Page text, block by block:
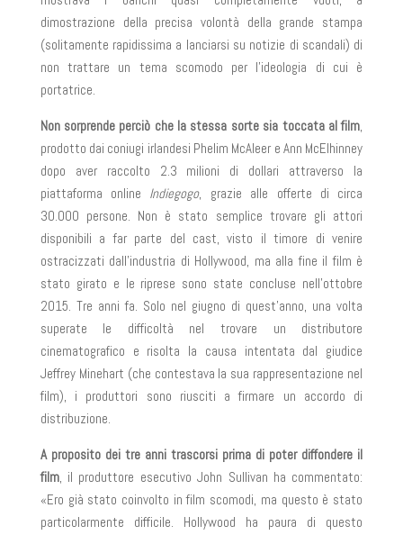
dimostrazione della precisa volontà della grande stampa
(solitamente rapidissima a lanciarsi su notizie di scandali) di
non trattare un tema scomodo per l’ideologia di cui è
portatrice.
Non sorprende perciò che la stessa sorte sia toccata al film,
prodotto dai coniugi irlandesi Phelim McAleer e Ann McElhinney
dopo aver raccolto 2.3 milioni di dollari attraverso la
piattaforma online Indiegogo, grazie alle offerte di circa
30.000 persone. Non è stato semplice trovare gli attori
disponibili a far parte del cast, visto il timore di venire
ostracizzati dall’industria di Hollywood, ma alla fine il film è
stato girato e le riprese sono state concluse nell’ottobre
2015. Tre anni fa. Solo nel giugno di quest’anno, una volta
superate le difficoltà nel trovare un distributore
cinematografico e risolta la causa intentata dal giudice
Jeffrey Minehart (che contestava la sua rappresentazione nel
film), i produttori sono riusciti a firmare un accordo di
distribuzione.
A proposito dei tre anni trascorsi prima di poter diffondere il
film, il produttore esecutivo John Sullivan ha commentato:
«Ero già stato coinvolto in film scomodi, ma questo è stato
particolarmente difficile. Hollywood ha paura di questo